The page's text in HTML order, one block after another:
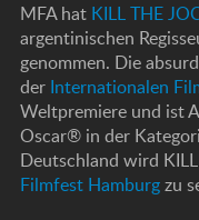
MFA hat KILL THE
argentinischen
genommen. Die
der Internationalen
Weltpremiere und ist
Oscar® in der
Deutschland wird
Filmfest Hamburgzu